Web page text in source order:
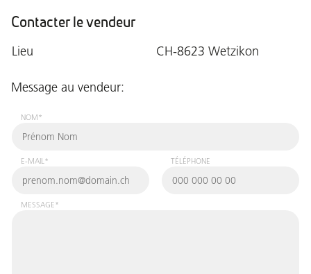
Contacter le vendeur
Lieu CH-8623 Wetzikon
Message au vendeur:
NOM*
E-MAIL* TÉLÉPHONE
MESSAGE*